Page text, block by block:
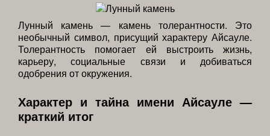
Лунный камень — камень толерантности. Это
необычный символ, присущий характеру Айсауле.
Толерантность помогает ей выстроить жизнь,
карьеру, социальные связи и добиваться
одобрения от окружения.
Характер и тайна имени Айсауле —
краткий итог